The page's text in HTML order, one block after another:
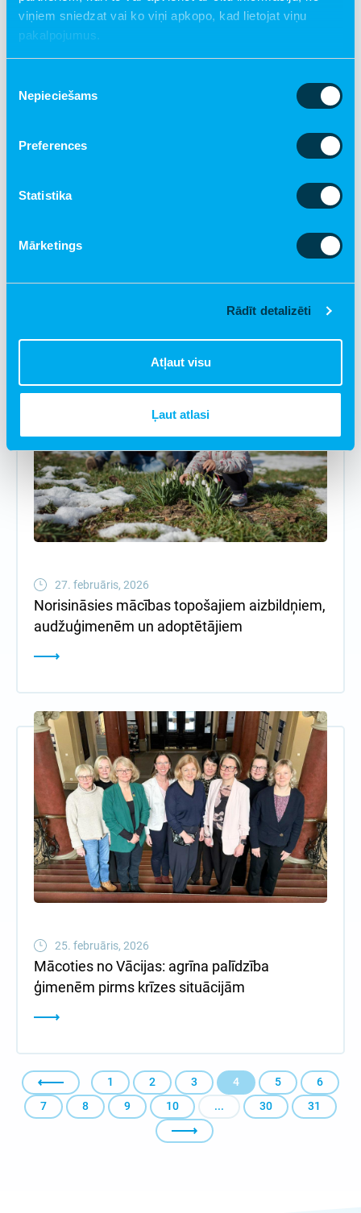
viņiem sniedzat vai ko viņi apkopo, kad lietojat viņu
pakalpojumus.
izvēle
Nepieciešams
Preferences
Statistika
Mārketings
Rādīt detalizēti
Atļaut visu
Ļaut atlasi
5. marts, 2026
izmantojuši bezmaksas PEP mammu
27. februāris, 2026
Norisināsies mācības topošajiem aizbildņiem,
audžuģimenēm un adoptētājiem
25. februāris, 2026
Mācoties no Vācijas: agrīna palīdzība
ģimenēm pirms krīzes situācijām
1 2 3 4 5
6
7
8 9 10 ... 30 31